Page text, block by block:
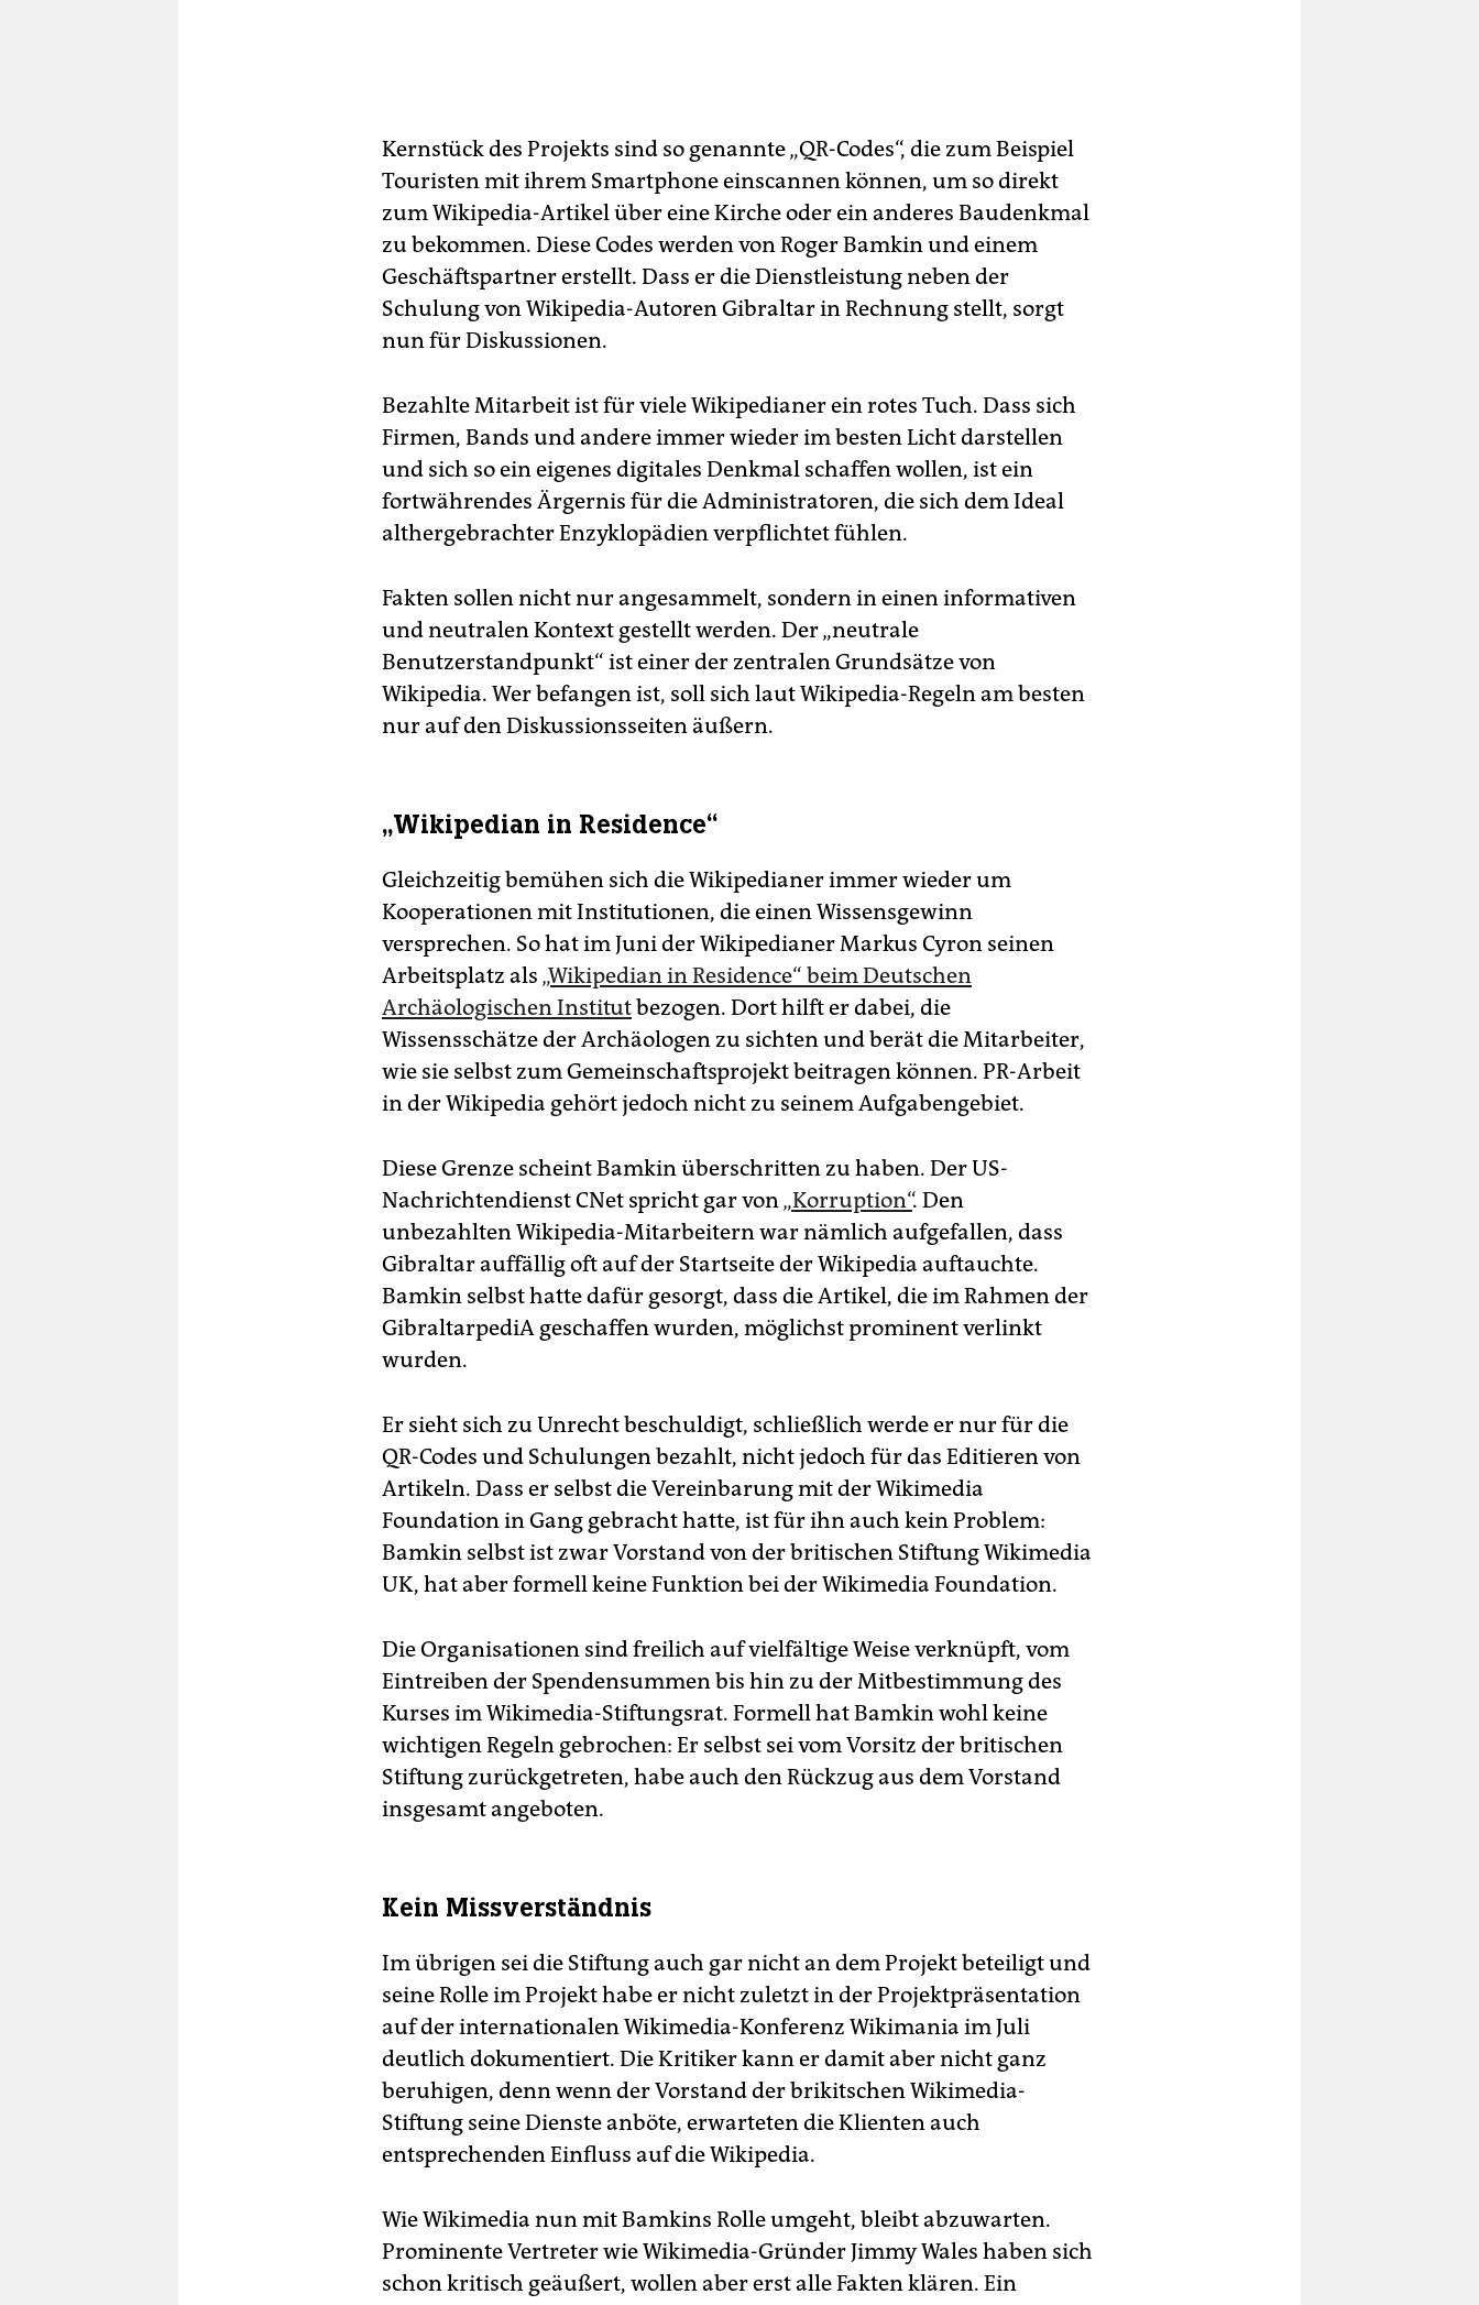
Kernstück des Projekts sind so genannte „QR-Codes“, die zum Beispiel
Touristen mit ihrem Smartphone einscannen können, um so direkt
zum Wikipedia-Artikel über eine Kirche oder ein anderes Baudenkmal
zu bekommen. Diese Codes werden von Roger Bamkin und einem
Geschäftspartner erstellt. Dass er die Dienstleistung neben der
Schulung von Wikipedia-Autoren Gibraltar in Rechnung stellt, sorgt
nun für Diskussionen.
Bezahlte Mitarbeit ist für viele Wikipedianer ein rotes Tuch. Dass sich
Firmen, Bands und andere immer wieder im besten Licht darstellen
und sich so ein eigenes digitales Denkmal schaffen wollen, ist ein
fortwährendes Ärgernis für die Administratoren, die sich dem Ideal
althergebrachter Enzyklopädien verpflichtet fühlen.
Fakten sollen nicht nur angesammelt, sondern in einen informativen
und neutralen Kontext gestellt werden. Der „neutrale
Benutzerstandpunkt“ ist einer der zentralen Grundsätze von
Wikipedia. Wer befangen ist, soll sich laut Wikipedia-Regeln am besten
nur auf den Diskussionsseiten äußern.
„Wikipedian in Residence“
Gleichzeitig bemühen sich die Wikipedianer immer wieder um
Kooperationen mit Institutionen, die einen Wissensgewinn
versprechen. So hat im Juni der Wikipedianer Markus Cyron seinen
Arbeitsplatz als „Wikipedian in Residence“ beim Deutschen
Archäologischen Institutbezogen. Dort hilft er dabei, die
Wissensschätze der Archäologen zu sichten und berät die Mitarbeiter,
wie sie selbst zum Gemeinschaftsprojekt beitragen können. PR-Arbeit
in der Wikipedia gehört jedoch nicht zu seinem Aufgabengebiet.
Diese Grenze scheint Bamkin überschritten zu haben. Der US-
Nachrichtendienst CNet spricht gar von„Korruption“. Den
unbezahlten Wikipedia-Mitarbeitern war nämlich aufgefallen, dass
Gibraltar auffällig oft auf der Startseite der Wikipedia auftauchte.
Bamkin selbst hatte dafür gesorgt, dass die Artikel, die im Rahmen der
GibraltarpediA geschaffen wurden, möglichst prominent verlinkt
wurden.
Er sieht sich zu Unrecht beschuldigt, schließlich werde er nur für die
QR-Codes und Schulungen bezahlt, nicht jedoch für das Editieren von
Artikeln. Dass er selbst die Vereinbarung mit der Wikimedia
Foundation in Gang gebracht hatte, ist für ihn auch kein Problem:
Bamkin selbst ist zwar Vorstand von der britischen Stiftung Wikimedia
UK, hat aber formell keine Funktion bei der Wikimedia Foundation.
Die Organisationen sind freilich auf vielfältige Weise verknüpft, vom
Eintreiben der Spendensummen bis hin zu der Mitbestimmung des
Kurses im Wikimedia-Stiftungsrat. Formell hat Bamkin wohl keine
wichtigen Regeln gebrochen: Er selbst sei vom Vorsitz der britischen
Stiftung zurückgetreten, habe auch den Rückzug aus dem Vorstand
insgesamt angeboten.
Kein Missverständnis
Im übrigen sei die Stiftung auch gar nicht an dem Projekt beteiligt und
seine Rolle im Projekt habe er nicht zuletzt in der Projektpräsentation
auf der internationalen Wikimedia-Konferenz Wikimania im Juli
deutlich dokumentiert. Die Kritiker kann er damit aber nicht ganz
beruhigen, denn wenn der Vorstand der brikitschen Wikimedia-
Stiftung seine Dienste anböte, erwarteten die Klienten auch
entsprechenden Einfluss auf die Wikipedia.
Wie Wikimedia nun mit Bamkins Rolle umgeht, bleibt abzuwarten.
Prominente Vertreter wie Wikimedia-Gründer Jimmy Wales haben sich
schon kritisch geäußert, wollen aber erst alle Fakten klären. Ein